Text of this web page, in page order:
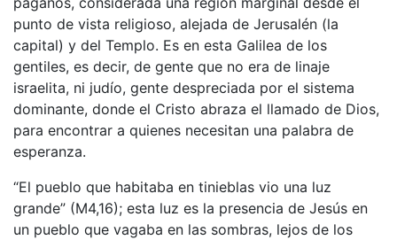
punto de vista religioso, alejada de Jerusalén (la
capital) y del Templo. Es en esta Galilea de los
gentiles, es decir, de gente que no era de linaje
israelita, ni judío, gente despreciada por el sistema
dominante, donde el Cristo abraza el llamado de Dios,
para encontrar a quienes necesitan una palabra de
esperanza.
“El pueblo que habitaba en tinieblas vio una luz
grande” (M4,16); esta luz es la presencia de Jesús en
un pueblo que vagaba en las sombras, lejos de los